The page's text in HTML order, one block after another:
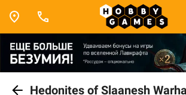
Hedonites of Slaanesh